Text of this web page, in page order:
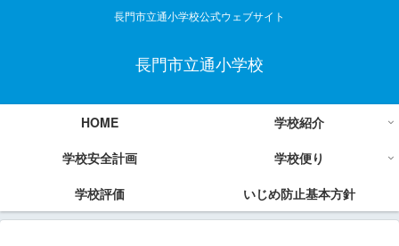
長門市立通小学校公式ウェブサイト
長門市立通小学校
HOME
学校紹介
学校安全計画
学校便り
学校評価
いじめ防止基本方針